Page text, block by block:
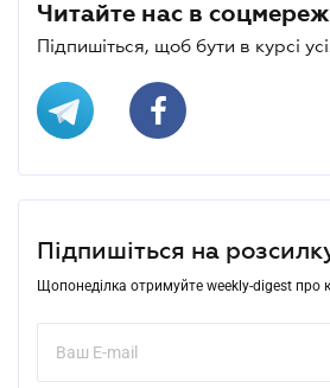
Читайте нас в
Підпишіться, щоб бути в курсі
Підпишіться на
Щопонеділка отримуйте weekly-digest про